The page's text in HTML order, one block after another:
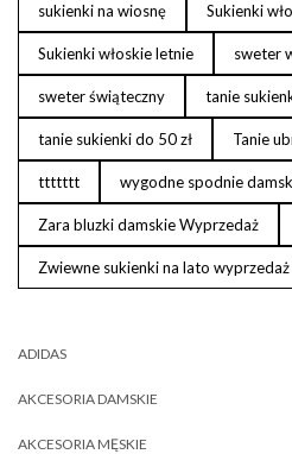
sukienki na wiosnę Sukienki
Sukienki włoskie letnie sweter
sweter świąteczny tanie
tanie sukienki do 50 zł Tanie
ttttttt wygodne spodnie
Zara bluzki damskie Wyprzedaż
Zwiewne sukienki na lato wyprzedaż
ADIDAS
AKCESORIA DAMSKIE
AKCESORIA MĘSKIE